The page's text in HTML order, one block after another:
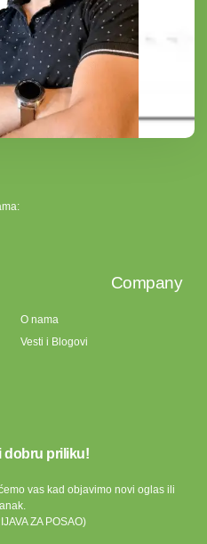
Company
O nama
Vesti i Blogovi
dobru priliku!
vas kad objavimo novi oglas ili
ZA POSAO)